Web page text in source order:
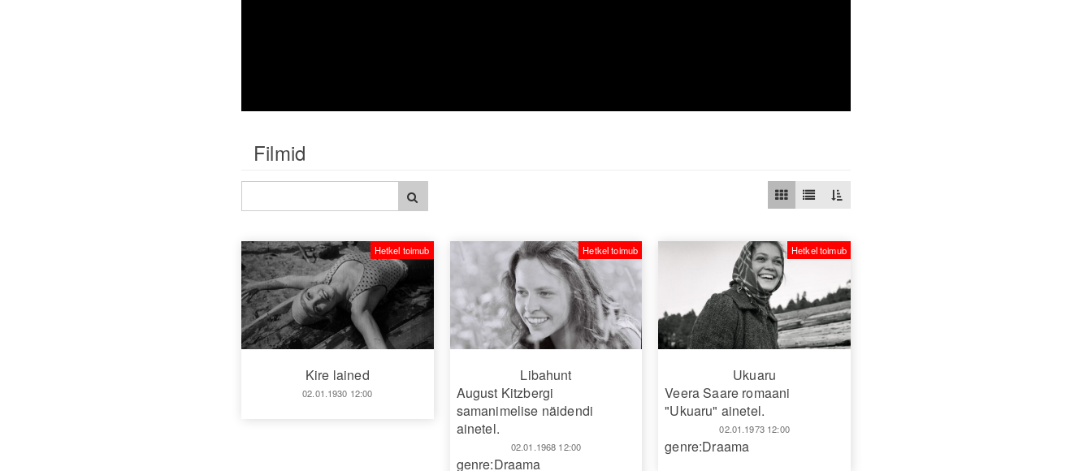
Filmid
Kire lained
02.01.1930 12:00
Hetkel toimub
Libahunt
August Kitzbergi
samanimelise näidendi
ainetel.
02.01.1968 12:00
Hetkel toimub
genre:Draama
Ukuaru
Veera Saare romaani
"Ukuaru" ainetel.
02.01.1973 12:00
Hetkel toimub
genre:Draama